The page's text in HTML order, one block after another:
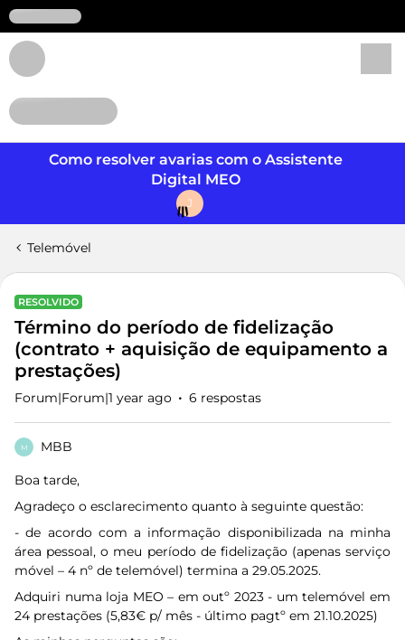
Como resolver avarias com o Assistente
Digital MEO
J
Telemóvel
RESOLVIDO
Término do período de fidelização
(contrato + aquisição de equipamento a
prestações)
Forum|Forum|1 year ago 6 respostas
M MBB
Boa tarde,
Agradeço o esclarecimento quanto à seguinte questão:
- de acordo com a informação disponibilizada na minha
área pessoal, o meu período de fidelização (apenas serviço
móvel – 4 nº de telemóvel) termina a 29.05.2025.
Adquiri numa loja MEO – em outº 2023 - um telemóvel em
24 prestações (5,83€ p/ mês - último pagtº em 21.10.2025)